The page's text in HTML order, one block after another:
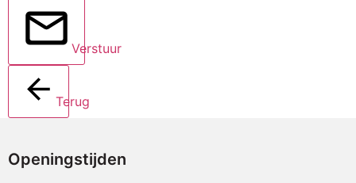
Verstuur
Terug
Openingstijden